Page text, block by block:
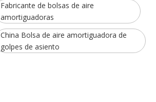
Fabricante de bolsas de aire
amortiguadoras
China Bolsa de aire amortiguadora de
golpes de asiento